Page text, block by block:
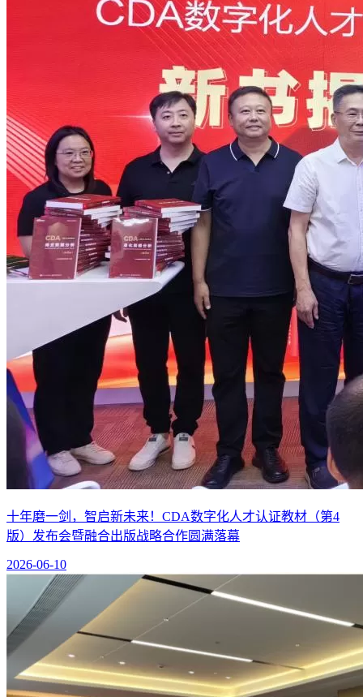
十年磨一剑，智启新未来！CDA数字化人才认证教材（第4
版）发布会暨融合出版战略合作圆满落幕
2026-06-10